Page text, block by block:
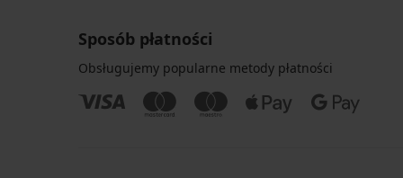
Sposób płatności
Obsługujemy popularne metody płatności